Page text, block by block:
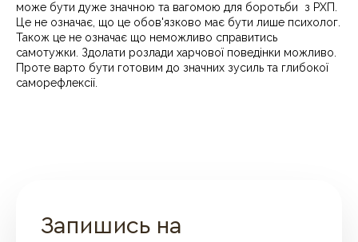
може бути дуже значною та вагомою для боротьби з РХП.
Це не означає, що це обов'язково має бути лише психолог.
Також це не означає що неможливо справитись
самотужки. Здолати розлади харчової поведінки можливо.
Проте варто бути готовим до значних зусиль та глибокої
саморефлексії.
Запишись на